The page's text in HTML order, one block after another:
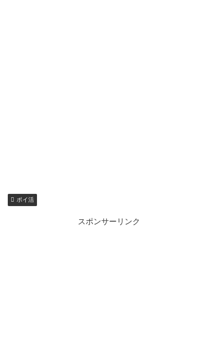
ポイ活
スポンサーリンク